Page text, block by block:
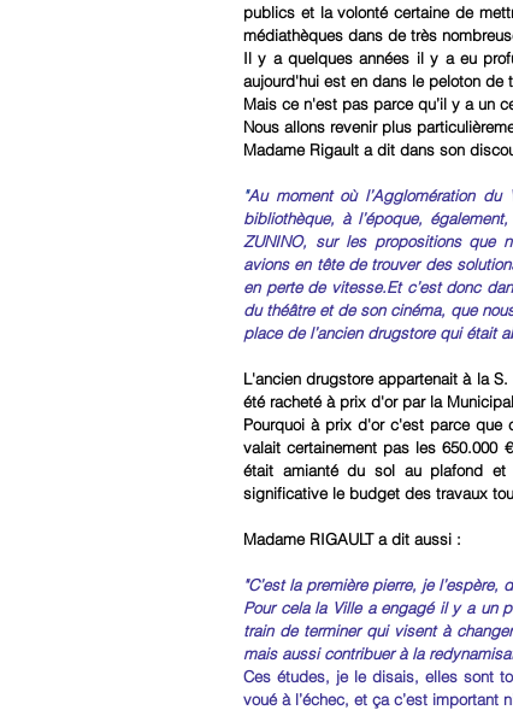
publics et la volonté certaine de
médiathèques dans de très
Il y a quelques années il y a eu
aujourd'hui est en dans le peloton de
Mais ce n'est pas parce qu’il y a un
Nous allons revenir plus
Madame Rigault a dit dans son
"Au moment où l’Agglomération
bibliothèque, à l’époque,
ZUNINO, sur les propositions que
avions en tête de trouver des
en perte de vitesse.Et c’est donc
du théâtre et de son cinéma, que
place de l’ancien drugstore qui était
L'ancien drugstore appartenait à la
été racheté à prix d'or par la
Pourquoi à prix d'or c'est parce que
valait certainement pas les 650.000
était amianté du sol au plafond et
significative le budget des travaux
Madame RIGAULT a dit aussi :
"C’est la première pierre, je
Pour cela la Ville a engagé il y a un
train de terminer qui visent à
mais aussi contribuer à la
Ces études, je le disais, elles sont
voué à l’échec, et ça c’est important